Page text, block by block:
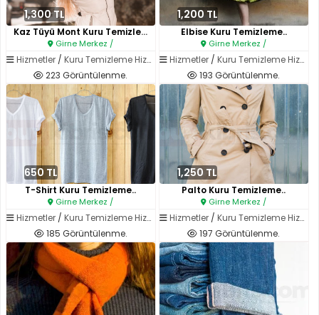
1,300 TL
Kaz Tüyü Mont Kuru Temizleme..
Girne Merkez /
Hizmetler / Kuru Temizleme Hizmetleri
223 Görüntülenme.
1,200 TL
Elbise Kuru Temizleme..
Girne Merkez /
Hizmetler/ Kuru Temizleme Hizmetleri
193 Görüntülenme.
650 TL
T-Shirt Kuru Temizleme..
Girne Merkez /
Hizmetler / Kuru Temizleme Hizmetleri
185 Görüntülenme.
1,250 TL
Palto Kuru Temizleme..
Girne Merkez /
Hizmetler/ Kuru Temizleme Hizmetleri
197 Görüntülenme.